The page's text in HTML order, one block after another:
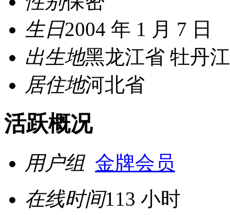
生日2004 年 1 月 7 日
出生地黑龙江省 牡丹
居住地河北省
活跃概况
用户组 金牌会员
在线时间113 小时